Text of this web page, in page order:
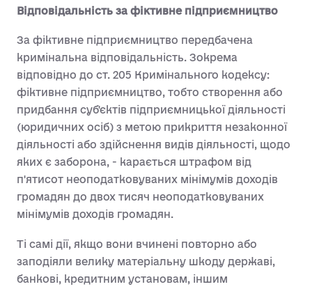
Відповідальність за фіктивне підприємництво
За фіктивне підприємництво передбачена
кримінальна відповідальність. Зокрема
відповідно до ст. 205 Кримінального кодексу:
фіктивне підприємництво, тобто створення або
придбання суб'єктів підприємницької діяльності
(юридичних осіб) з метою прикриття незаконної
діяльності або здійснення видів діяльності, щодо
яких є заборона, - карається штрафом від
п'ятисот неоподатковуваних мінімумів доходів
громадян до двох тисяч неоподатковуваних
мінімумів доходів громадян.
Ті самі дії, якщо вони вчинені повторно або
заподіяли велику матеріальну шкоду державі,
банкові, кредитним установам, іншим